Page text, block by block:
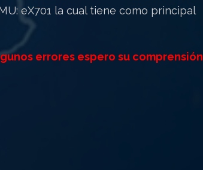
eX701 la cual tiene como principal
errores espero su comprensión